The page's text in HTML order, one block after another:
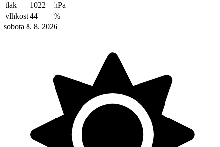
tlak
1022
hPa
vlhkost 44
%
sobota 8. 8. 2026